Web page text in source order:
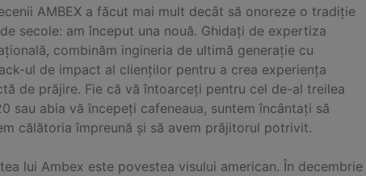
AMBEX a făcut mai mult decât să onoreze o tradiție
secole: am început una nouă. Ghidați de expertiza
combinăm ingineria de ultimă generație cu
ul de impact al clienților pentru a crea experiența
de prăjire. Fie că vă întoarceți pentru cel de-al treilea
sau abia vă începeți cafeneaua, suntem încântați să
călătoria împreună și să avem prăjitorul potrivit.
lui Ambex este povestea visului american. În decembrie